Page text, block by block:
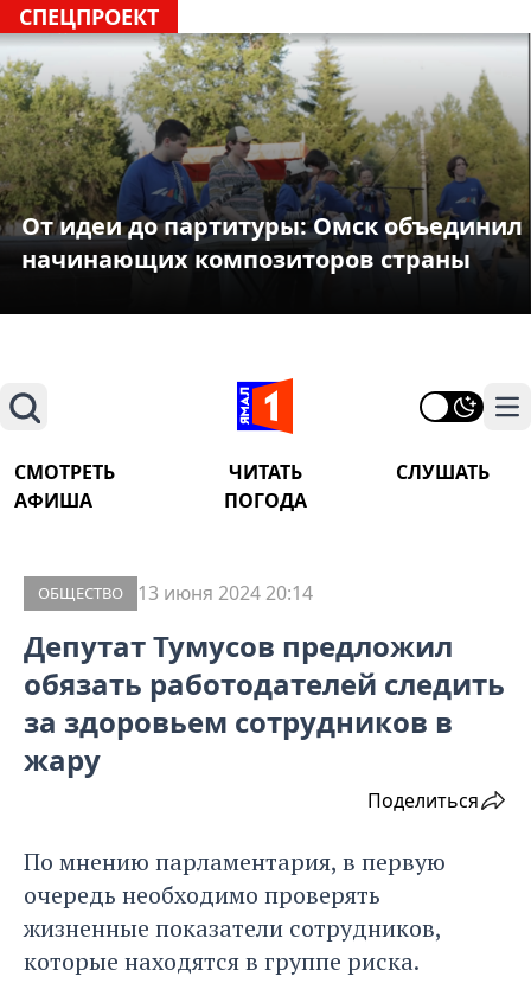
СПЕЦПРОЕКТ
От идеи до партитуры: Омск объединил
начинающих композиторов страны
Поиск
СМОТРЕТЬ ЧИТАТЬ
СЛУШАТЬ
АФИША
ПОГОДА
ОБЩЕСТВО 13 июня 2024 20:14
Депутат Тумусов предложил
обязать работодателей следить
за здоровьем сотрудников в
жару
Поделиться
По мнению парламентария, в первую
очередь необходимо проверять
жизненные показатели сотрудников,
которые находятся в группе риска.